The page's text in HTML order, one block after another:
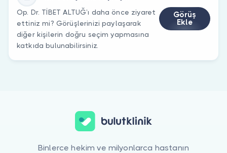
Op. Dr. TİBET ALTUĞ’ı daha önce ziyaret
ettiniz mi? Görüşlerinizi paylaşarak
diğer kişilerin doğru seçim yapmasına
katkıda bulunabilirsiniz.
Görüş
Ekle
Binlerce hekim ve milyonlarca hastanın